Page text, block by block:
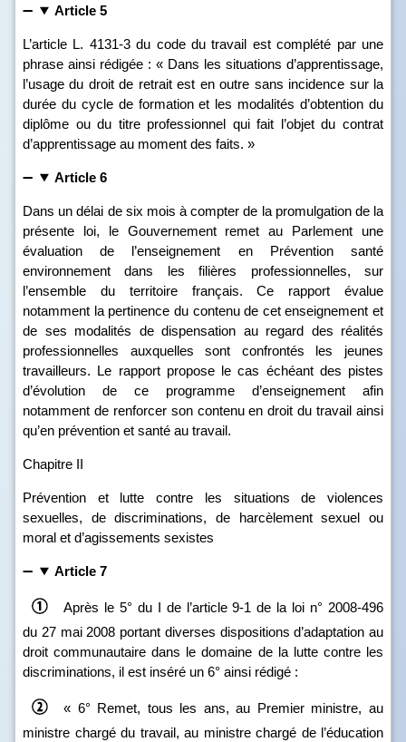
Article 5
L’article L. 4131‑3 du code du travail est complété par une
phrase ainsi rédigée : « Dans les situations d’apprentissage,
l’usage du droit de retrait est en outre sans incidence sur la
durée du cycle de formation et les modalités d’obtention du
diplôme ou du titre professionnel qui fait l’objet du contrat
d’apprentissage au moment des faits. »
Article 6
Dans un délai de six mois à compter de la promulgation de la
présente loi, le Gouvernement remet au Parlement une
évaluation de l’enseignement en Prévention santé
environnement dans les filières professionnelles, sur
l’ensemble du territoire français. Ce rapport évalue
notamment la pertinence du contenu de cet enseignement et
de ses modalités de dispensation au regard des réalités
professionnelles auxquelles sont confrontés les jeunes
travailleurs. Le rapport propose le cas échéant des pistes
d’évolution de ce programme d’enseignement afin
notamment de renforcer son contenu en droit du travail ainsi
qu’en prévention et santé au travail.
Chapitre II
Prévention et lutte contre les situations de violences
sexuelles, de discriminations, de harcèlement sexuel ou
moral et d’agissements sexistes
Article 7
Après le 5° du I de l’article 9‑1 de la loi n° 2008‑496
du 27 mai 2008 portant diverses dispositions d’adaptation au
droit communautaire dans le domaine de la lutte contre les
discriminations, il est inséré un 6° ainsi rédigé :
« 6° Remet, tous les ans, au Premier ministre, au
ministre chargé du travail, au ministre chargé de l’éducation